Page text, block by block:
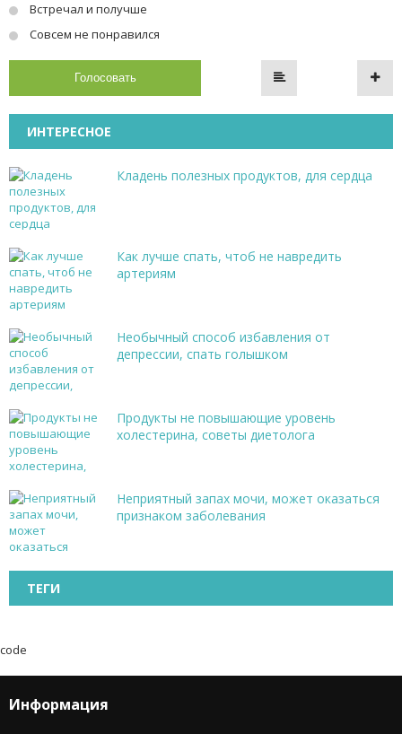
Встречал и получше
Совсем не понравился
Голосовать
ИНТЕРЕСНОЕ
Кладень полезных продуктов, для сердца
Как лучше спать, чтоб не навредить
артериям
Необычный способ избавления от
депрессии, спать голышком
Продукты не повышающие уровень
холестерина, советы диетолога
Неприятный запах мочи, может оказаться
признаком заболевания
ТЕГИ
code
Информация